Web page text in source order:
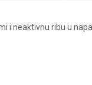
i neaktivnu ribu u